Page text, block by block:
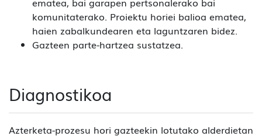
komunitaterako. Proiektu horiei balioa ematea,
haien zabalkundearen eta laguntzaren bidez.
Gazteen parte-hartzea sustatzea.
Diagnostikoa
Azterketa-prozesu hori gazteekin lotutako alderdietan